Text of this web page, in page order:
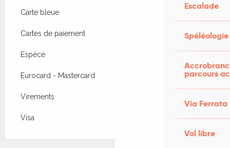
Escalade
Spéléologie
parcours
Via Ferrata
Vol libre
Carte bleue
Cartes de paiement
Espèce
Eurocard - Mastercard
Virements
Visa